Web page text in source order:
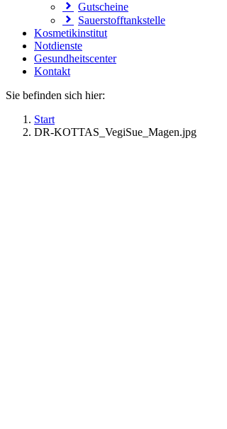
Gutscheine
Sauerstofftankstelle
Kosmetikinstitut
Notdienste
Gesundheitscenter
Kontakt
Sie befinden sich hier:
Start
DR-KOTTAS_VegiSue_Magen.jpg